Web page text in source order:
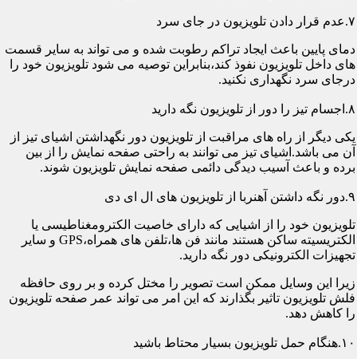
۷.عدم قرار دادن تلویزیون در جای سرد
دمای پایین باعث ایجاد تراکم رطوبت شده و می تواند به سایر قسمت
های داخل تلویزیون نفوذ کند،بنابراین توصیه می شود تلویزیون خود را
درجای سرد نگهداری نکنید.
۸.اجسام تیز را دور از تلویزیون نگه دارید
یکی دیگر از راه های مراقبت از تلویزیون دور نگهداشتن اشیای تیز از
آن می باشد.اشیای تیز می توانند به راحتی صفحه نمایش را از بین
برده و باعث آسیب دیدگی دائمی صفحه نمایش تلویزیون شوند.
۹.دور نگه داشتن آهنربا از تلویزیون های ال ای دی
تلویزیون خود را از اشیایی که دارای خاصیت الکترومغناطیسی یا
الکتریسیته ساکن هستند مانند فن ها،تلفن های همراه،GPS و سایر
تجهیزات الکترونیکی دور نگه دارید.
زیرا این وسایل ممکن است تصویر را مختل کرده و بر روی حافظه
فلش تلویزیون تاثیر بگذارند که این امر می تواند عمر صفحه تلویزیون
را کاهش دهد.
۱۰.هنگام حمل تلویزیون بسیار محتاط باشید